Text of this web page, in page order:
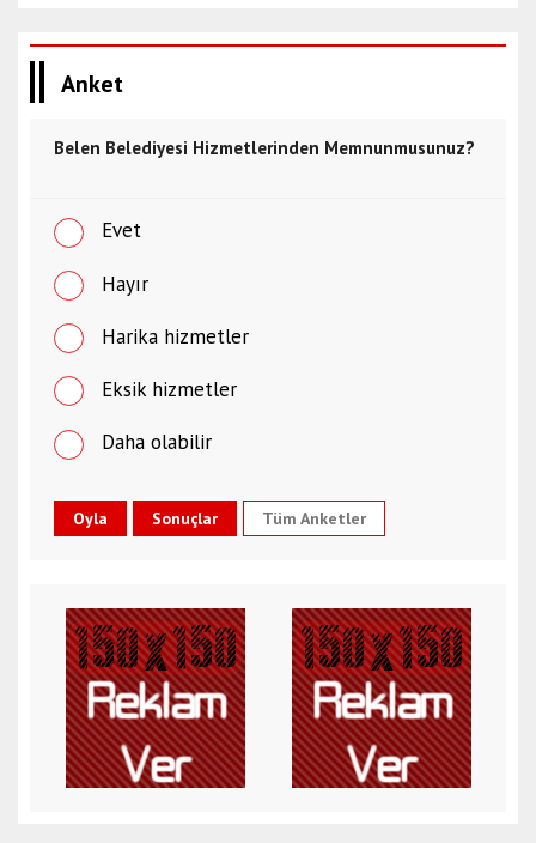
Anket
Belen Belediyesi Hizmetlerinden Memnunmusunuz?
Evet
Hayır
Harika hizmetler
Eksik hizmetler
Daha olabilir
Tüm Anketler